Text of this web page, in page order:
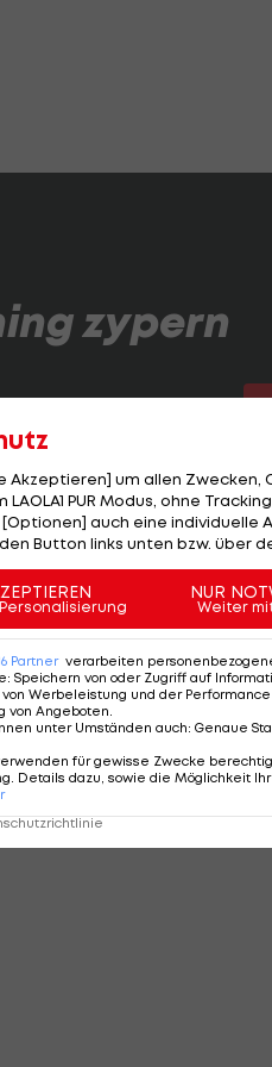
zypern
Akzeptieren] um allen
PUR Modus, ohne
auch eine individuelle
Button links unten bzw. über
NUR
Weiter
Partner verarbeiten
: Speichern von oder Zugriff auf
Werbeleistung und der
von Angeboten
unter Umständen auch: Genaue
für gewisse Zwecke
Details dazu, sowie die Möglichkeit